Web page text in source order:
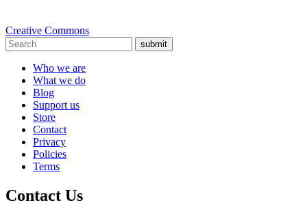
Creative Commons
submit
Who we are
What we do
Blog
Support us
Store
Contact
Privacy
Policies
Terms
Contact Us